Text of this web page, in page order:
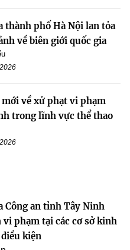
thành phố Hà Nội lan tỏa
về biên giới quốc gia
về xử phạt vi phạm
trong lĩnh vực thể thao
Công an tỉnh Tây Ninh
vi phạm tại các cơ sở kinh
kiện